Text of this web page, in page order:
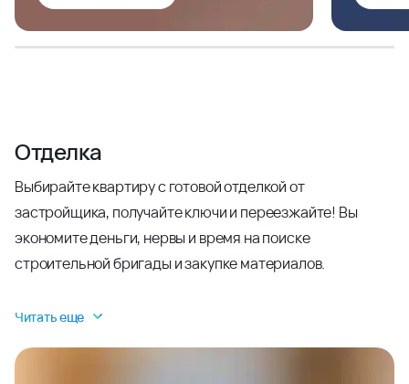
Отделка
Выбирайте квартиру с готовой отделкой от
застройщика, получайте ключи и переезжайте! Вы
экономите деньги, нервы и время на поиске
строительной бригады и закупке материалов.
Читать еще